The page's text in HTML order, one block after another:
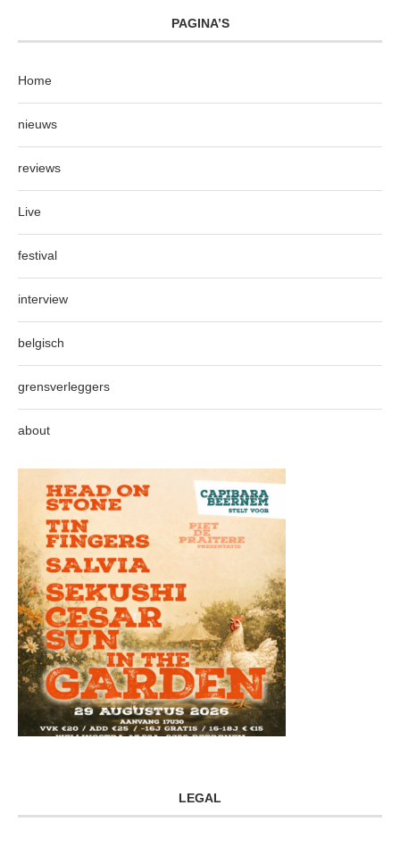
PAGINA’S
Home
nieuws
reviews
Live
festival
interview
belgisch
grensverleggers
about
LEGAL